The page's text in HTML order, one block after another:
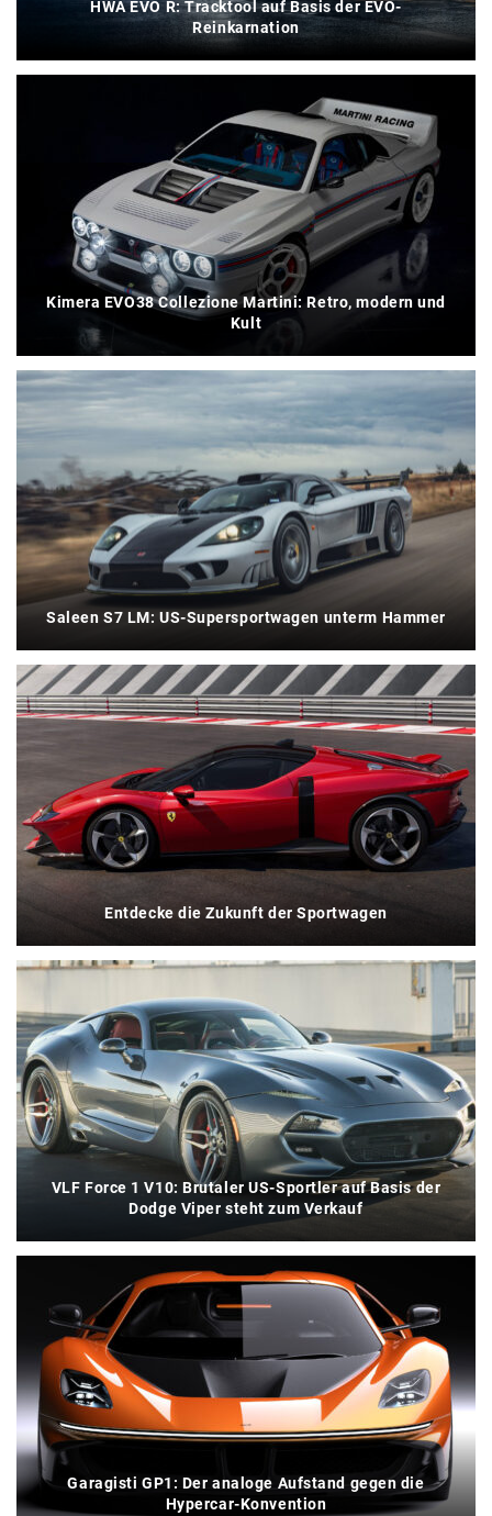
HWA EVO R: Tracktool auf Basis der EVO-
Reinkarnation
Kimera EVO38 Collezione Martini: Retro, modern und
Kult
Saleen S7 LM: US-Supersportwagen unterm Hammer
Entdecke die Zukunft der Sportwagen
VLF Force 1 V10: Brutaler US-Sportler auf Basis der
Dodge Viper steht zum Verkauf
Garagisti GP1: Der analoge Aufstand gegen die
Hypercar-Konvention